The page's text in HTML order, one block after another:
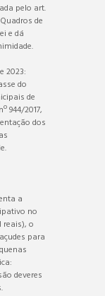
pelo art.
de
e dá
2023:
do
de
944/2017,
dos
a
no
reais), o
para
deveres